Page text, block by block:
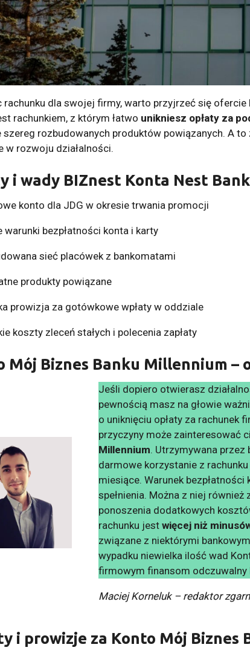
rachunku dla swojej firmy, warto przyjrzeć się ofercie
rachunkiem, z którym łatwo unikniesz opłaty za
szereg rozbudowanych produktów powiązanych. A
w rozwoju działalności.
i wady BIZnest Konta Nest
konto dla JDG w okresie trwania promocji
warunki bezpłatności konta i karty
sieć placówek z bankomatami
produkty powiązane
prowizja za gotówkowe wpłaty w oddziale
koszty zleceń stałych i polecenia zapłaty
Mój Biznes Banku Millennium –
Jeśli dopiero otwierasz
pewnością masz na głowie
o uniknięciu opłaty za rachunek
przyczyny może zainteresować
Millennium. Utrzymywana
darmowe korzystanie z
miesiące. Warunek
spełnienia. Można z niej również
ponoszenia dodatkowych
rachunku jestwięcej niż
związane z niektórymi
wypadku niewielka ilość wad
firmowym finansom odczuwalny
Maciej Korneluk – redaktor
i prowizje za Konto Mój Biznes